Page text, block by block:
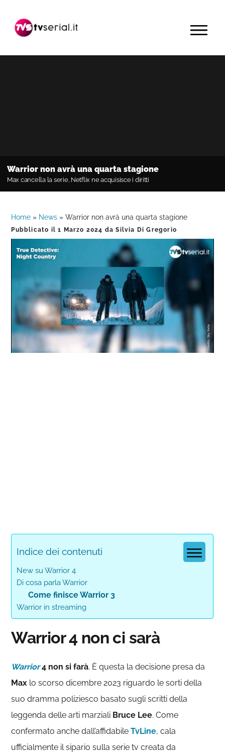
navigazione
contenuto
barra
primaria
MENU
Warrior non avrà una quarta stagione
Max cancella la serie, Netflix ne acquisisce i diritti
Home » News »Warrior non avrà una quarta stagione
Pubblicato il1 Marzo 2024 daSilvia Di Gregorio
Unmute
Loaded:
0%
Indice dei contenuti
New su Warrior 4
Di cosa parla Warrior
Come finisce Warrior 3
Warrior in streaming
Warrior 4 non ci sarà
Warrior4 non si farà. È questa la decisione presa da
Max lo scorso dicembre 2023 riguardo le sorti della
suo dramma poliziesco basato sugli scritti della
leggenda delle arti marziali Bruce Lee. Come
confermato anche dall’affidabileTvLine, cala
ufficialmente il sipario sulla serie tv creata da